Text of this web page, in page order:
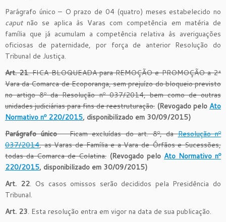
Parágrafo único – O prazo de 04 (quatro) meses estabelecido no
caputnão se aplica às Varas com competência em matéria de
família que já acumulam a competência relativa às averiguações
oficiosas de paternidade, por força de anterior Resolução do
Tribunal de Justiça.
Art. 21. FICA BLOQUEADA para REMOÇÃO e PROMOÇÃO a 2ª
Vara da Comarca de Ecoporanga, sem prejuízo do bloqueio previsto
no artigo 8º da Resolução nº 037/2014, bem como de outras
unidades judiciárias para fins de reestruturação. (Revogado pelo Ato
Normativo nº 220/2015, disponibilizado em 30/09/2015)
Parágrafo único– Ficam excluídas do art. 8º, daResolução nº
037/2014, as Varas de Família e a Vara de Órfãos e Sucessões,
todas da Comarca de Colatina. (Revogado pelo Ato Normativo nº
220/2015, disponibilizado em 30/09/2015)
Art. 22. Os casos omissos serão decididos pela Presidência do
Tribunal.
Art. 23. Esta resolução entra em vigor na data de sua publicação.